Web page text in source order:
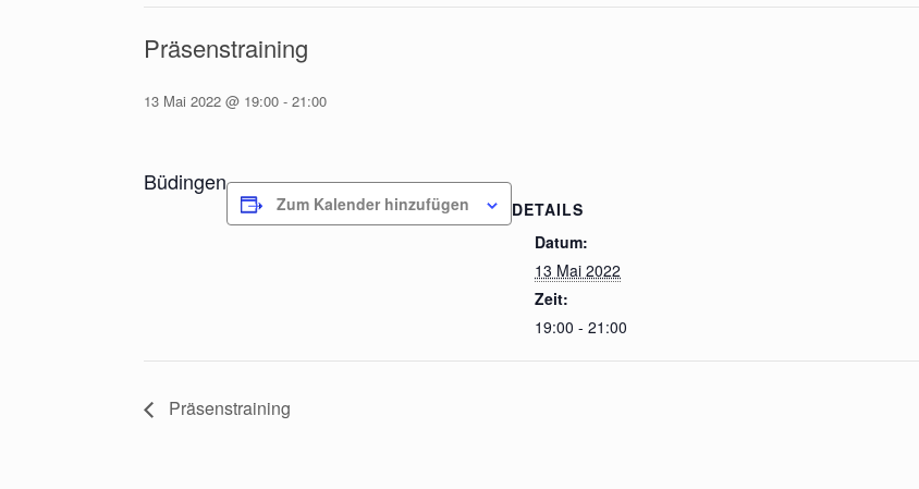
Präsenstraining
13 Mai 2022 @ 19:00 - 21:00
Büdingen
Zum Kalender hinzufügen
DETAILS
Datum:
13 Mai 2022
Zeit:
19:00 - 21:00
Präsenstraining